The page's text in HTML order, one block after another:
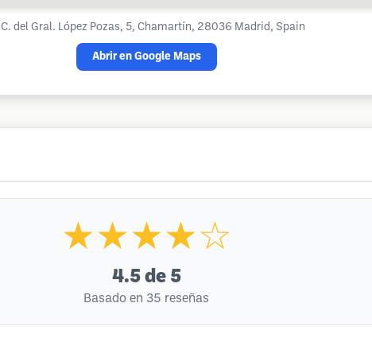
C. del Gral. López Pozas, 5, Chamartín, 28036 Madrid, Spain
Abrir en Google Maps
★★★★☆
4.5 de 5
Basado en 35 reseñas